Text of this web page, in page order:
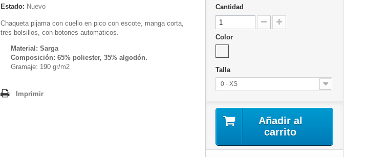
Estado: Nuevo
Chaqueta pijama con cuello en pico con escote, manga corta,
tres bolsillos, con botones automaticos.
Material: Sarga
Composición: 65% poliester, 35% algodón.
Gramaje: 190 gr/m2
Imprimir
Cantidad
Color
Talla
0 - XS
Añadir al
carrito